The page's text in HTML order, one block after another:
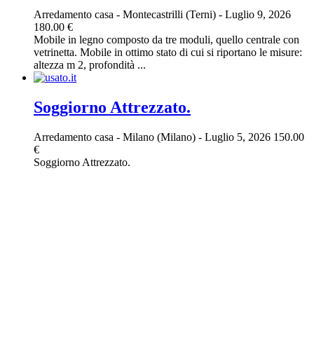
Arredamento casa - Montecastrilli (Terni) - Luglio 9, 2026
180.00 €
Mobile in legno composto da tre moduli, quello centrale con
vetrinetta. Mobile in ottimo stato di cui si riportano le misure:
altezza m 2, profondità ...
Soggiorno Attrezzato.
Arredamento casa - Milano (Milano) - Luglio 5, 2026 150.00
€
Soggiorno Attrezzato.